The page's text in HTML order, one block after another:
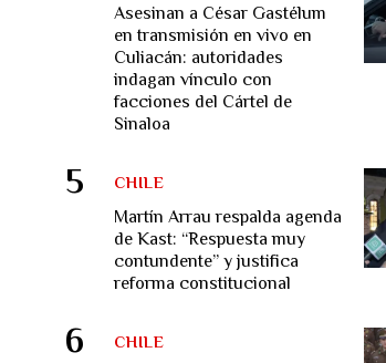
Asesinan a César Gastélum
en transmisión en vivo en
Culiacán: autoridades
indagan vínculo con
facciones del Cártel de
Sinaloa
Martín Arrau respalda agenda
de Kast: “Respuesta muy
contundente” y justifica
reforma constitucional
CHILE
CHILE